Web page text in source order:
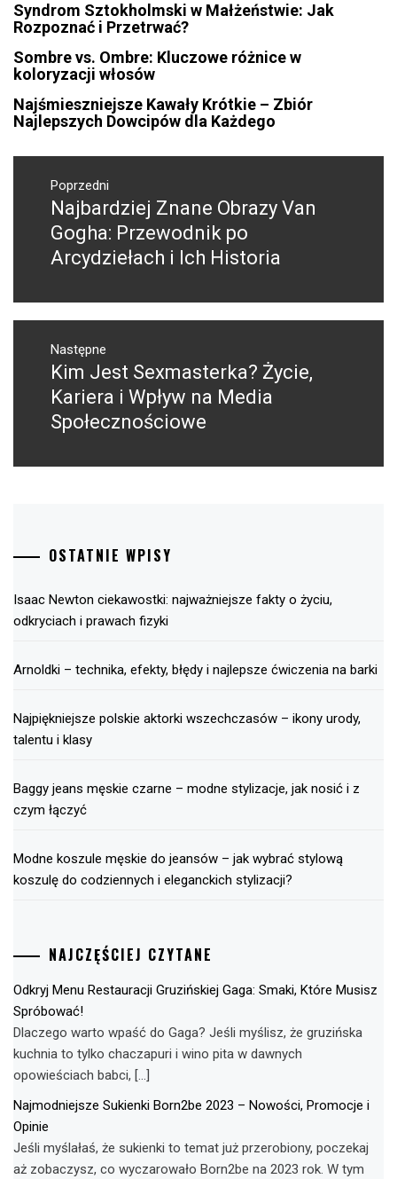
Syndrom Sztokholmski w Małżeństwie: Jak
Rozpoznać i Przetrwać?
Sombre vs. Ombre: Kluczowe różnice w
koloryzacji włosów
Najśmieszniejsze Kawały Krótkie – Zbiór
Najlepszych Dowcipów dla Każdego
Nawigacja
wpisuPoprzedni
Poprzedni
wpis:
Najbardziej Znane Obrazy Van
Gogha: Przewodnik po
Arcydziełach i Ich Historia
Następne
Następny
post:
Kim Jest Sexmasterka? Życie,
Kariera i Wpływ na Media
Społecznościowe
OSTATNIE WPISY
Isaac Newton ciekawostki: najważniejsze fakty o życiu,
odkryciach i prawach fizyki
Arnoldki – technika, efekty, błędy i najlepsze ćwiczenia na barki
Najpiękniejsze polskie aktorki wszechczasów – ikony urody,
talentu i klasy
Baggy jeans męskie czarne – modne stylizacje, jak nosić i z
czym łączyć
Modne koszule męskie do jeansów – jak wybrać stylową
koszulę do codziennych i eleganckich stylizacji?
NAJCZĘŚCIEJ CZYTANE
Odkryj Menu Restauracji Gruzińskiej Gaga: Smaki, Które Musisz
Spróbować!
Dlaczego warto wpaść do Gaga? Jeśli myślisz, że gruzińska
kuchnia to tylko chaczapuri i wino pita w dawnych
opowieściach babci, […]
Najmodniejsze Sukienki Born2be 2023 – Nowości, Promocje i
Opinie
Jeśli myślałaś, że sukienki to temat już przerobiony, poczekaj
aż zobaczysz, co wyczarowało Born2be na 2023 rok. W tym